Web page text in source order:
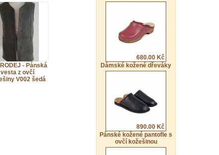
680.00 Kč
Dámské kožené dřeváky
890.00 Kč
Pánské kožené pantofle s
ovčí kožešinou
- Pánská
vesta z ovčí
V002 šedá